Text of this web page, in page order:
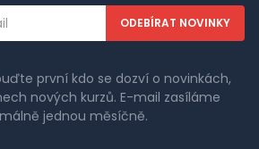
první kdo se dozví o novinkách,
nových kurzů. E-mail zasíláme
jednou měsíčně.